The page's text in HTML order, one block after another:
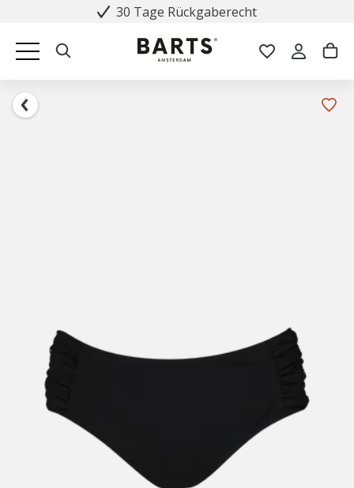
30 Tage Rückgaberecht